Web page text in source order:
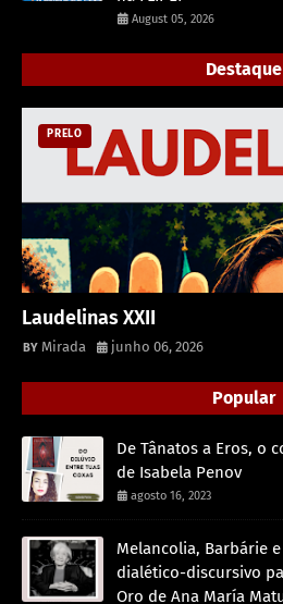
August 05, 2026
Destaque
PRELO
Laudelinas XXII
Mirada junho 06, 2026
Popular
De Tânatos a Eros, o
de Isabela Penov
agosto 16, 2023
Melancolia, Barbárie
dialético-discursivo
Oro de Ana María